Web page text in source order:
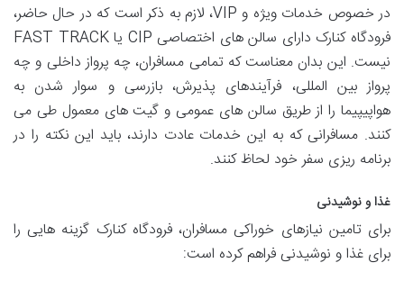
در خصوص خدمات ویژه و VIP، لازم به ذکر است که در حال حاضر،
فرودگاه کنارک دارای سالن های اختصاصی CIP یا FAST TRACK
نیست. این بدان معناست که تمامی مسافران، چه پرواز داخلی و چه
پرواز بین المللی، فرآیندهای پذیرش، بازرسی و سوار شدن به
هواپیپیما را از طریق سالن های عمومی و گیت های معمول طی می
کنند. مسافرانی که به این خدمات عادت دارند، باید این نکته را در
برنامه ریزی سفر خود لحاظ کنند.
غذا و نوشیدنی
برای تامین نیازهای خوراکی مسافران، فرودگاه کنارک گزینه هایی را
برای غذا و نوشیدنی فراهم کرده است: